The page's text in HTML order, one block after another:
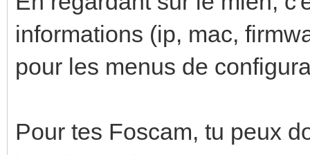
informations (ip, mac,
pour les menus de
Pour tes Foscam, tu peux